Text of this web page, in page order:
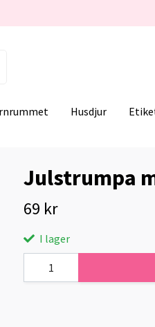
Husdjur
Julstrumpa
69 kr
I lager